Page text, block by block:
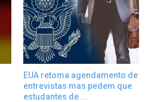
EUA retoma agendamento de
entrevistas mas pedem que
estudantes de ...